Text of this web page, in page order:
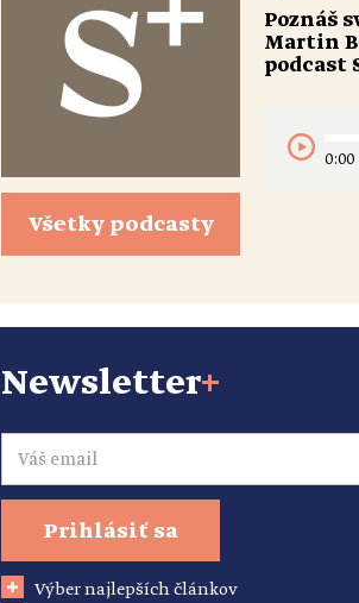
Všetky podcasty
Poznáš
Martin
podcast
0:00
Newsletter+
Email
Prihlásiť sa
Výber najlepších článkov